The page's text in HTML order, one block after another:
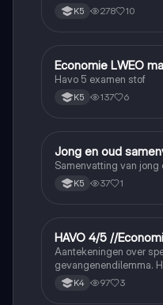
K5 278 10
Economie
Economie LWEO
Havo 5 examen stof
K5 137 6
Economie
Jong en oud
Samenvatting van jong
K5 37 1
Economie
HAVO 4/5 //
Aantekeningen over
gevangenendilemma.
K4 97 3